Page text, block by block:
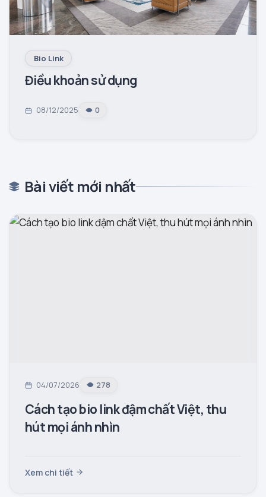
Bio Link
Điều khoản sử dụng
08/12/2025 0
Bài viết mới nhất
04/07/2026 278
Cách tạo bio link đậm chất Việt, thu
hút mọi ánh nhìn
Xem chi tiết